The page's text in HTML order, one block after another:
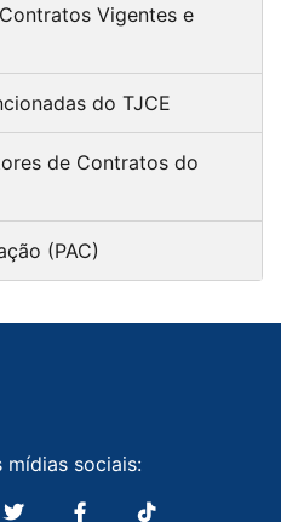
Vigentes e
do TJCE
de Contratos do
(PAC)
mídias sociais: